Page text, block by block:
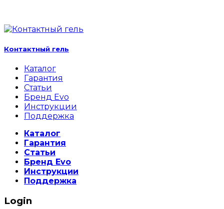
Контактный гель
Каталог
Гарантия
Статьи
Бренд Evo
Инструкции
Поддержка
Каталог
Гарантия
Статьи
Бренд Evo
Инструкции
Поддержка
Login